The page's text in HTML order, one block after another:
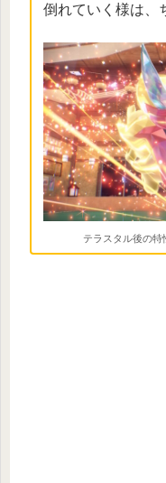
倒れていく様は、
テラスタル後の特